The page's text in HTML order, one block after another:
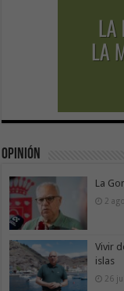
Opinión
La
2
Vivir
islas
26